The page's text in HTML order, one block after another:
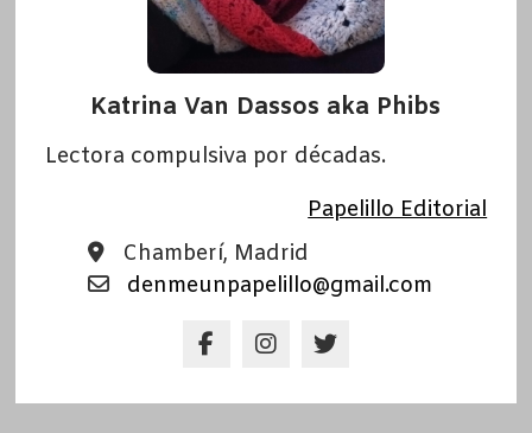
Katrina Van Dassos aka Phibs
Lectora compulsiva por décadas.
Papelillo Editorial
Chamberí, Madrid
denmeunpapelillo@gmail.com